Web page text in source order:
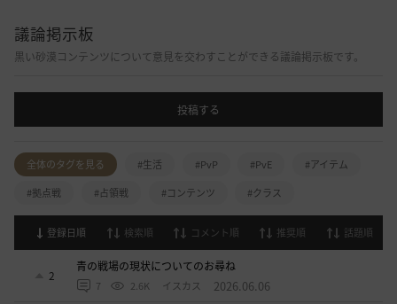
議論掲示板
黒い砂漠コンテンツについて意見を交わすことができる議論掲示板です。
投稿する
全体のタグを見る #生活 #PvP #PvE
#アイテム
#拠点戦
#占領戦 #コンテンツ #クラス
登録日順 検索順 コメント順 推奨順 話題順
2
青の戦場の現状についてのお尋ね
7 2.6K イスカス 2026.06.06